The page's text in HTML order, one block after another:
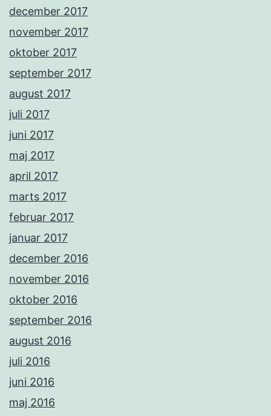
december 2017
november 2017
oktober 2017
september 2017
august 2017
juli 2017
juni 2017
maj 2017
april 2017
marts 2017
februar 2017
januar 2017
december 2016
november 2016
oktober 2016
september 2016
august 2016
juli 2016
juni 2016
maj 2016